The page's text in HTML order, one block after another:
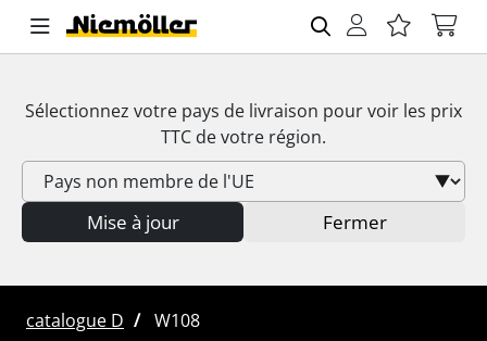
Sélectionnez votre pays de livraison pour voir les prix
TTC de votre région.
Mise à jour Fermer
catalogue D W108